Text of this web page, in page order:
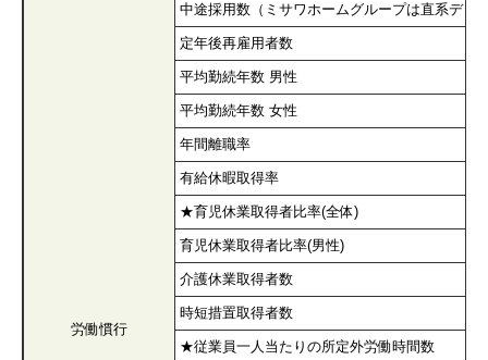
労働慣行
中途採用数（ミサワホームグループは直系ディ
定年後再雇用者数
平均勤続年数 男性
平均勤続年数 女性
年間離職率
有給休暇取得率
★育児休業取得者比率(全体)
育児休業取得者比率(男性)
介護休業取得者数
時短措置取得者数
★従業員一人当たりの所定外労働時間数